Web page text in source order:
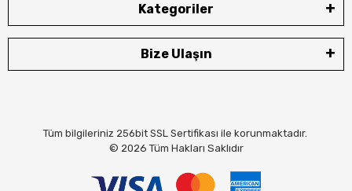
Kategoriler
Bize Ulaşın
Tüm bilgileriniz 256bit SSL Sertifikası ile korunmaktadır.
© 2026 Tüm Hakları Saklıdır